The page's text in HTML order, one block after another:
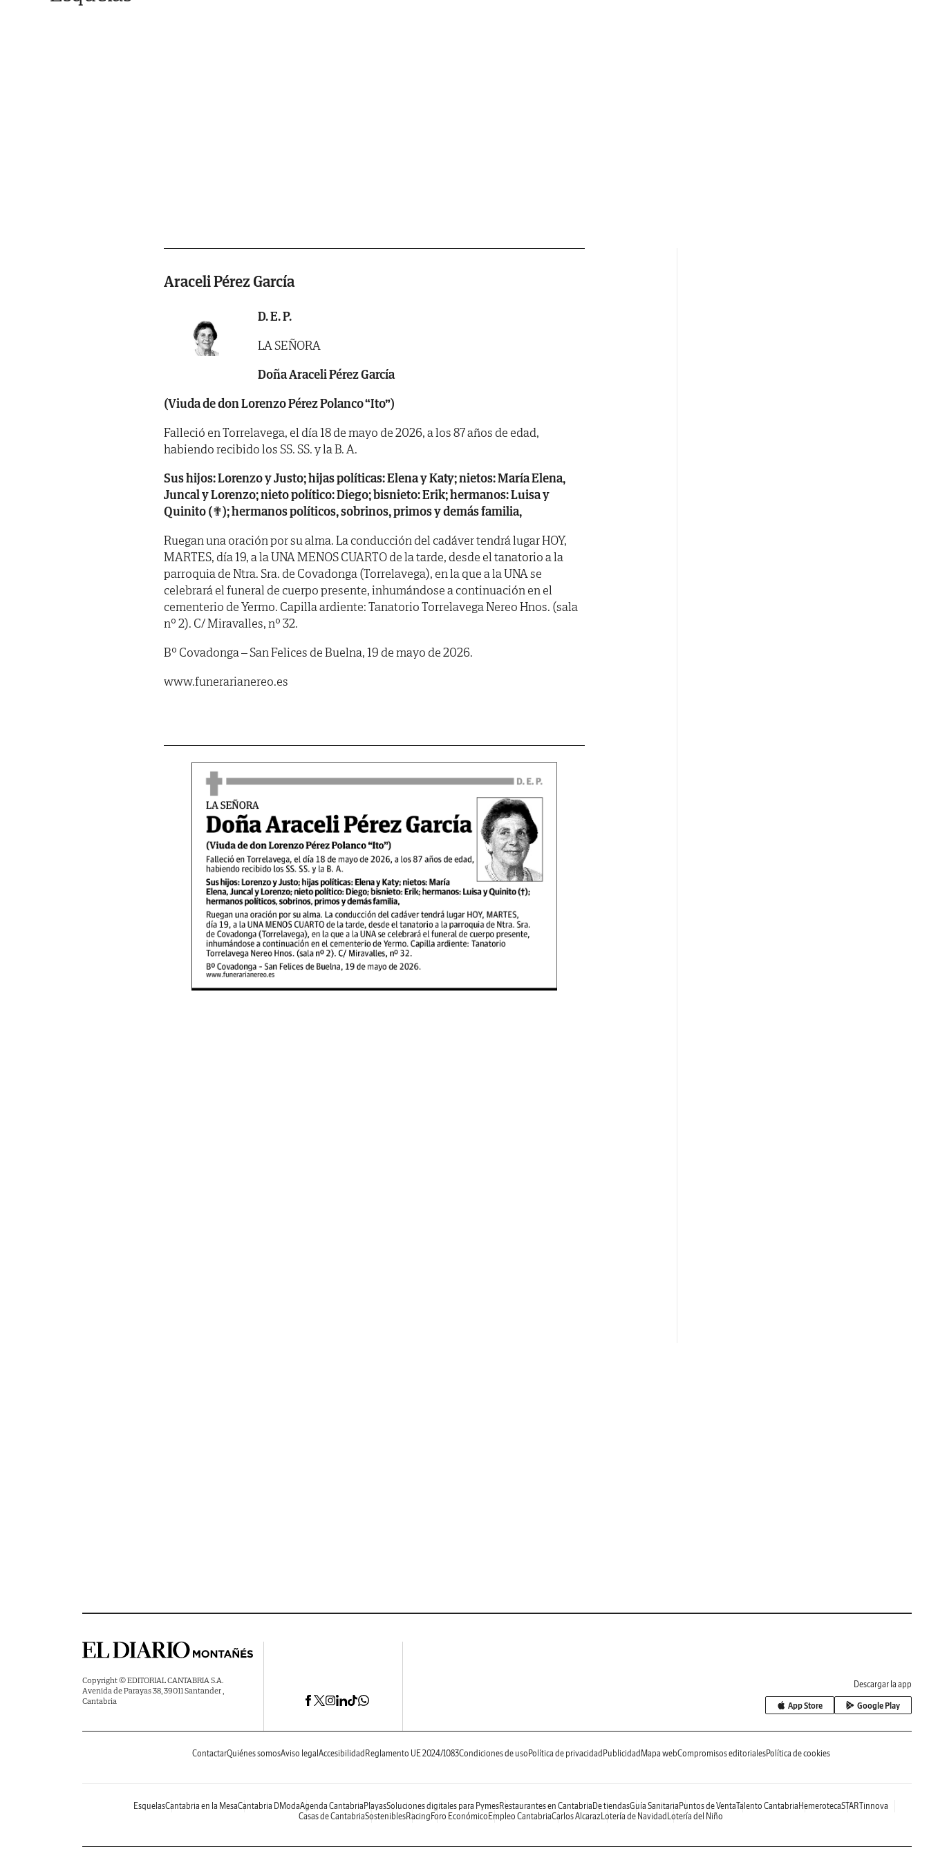
Araceli Pérez García
D. E. P.
LA SEÑORA
Doña Araceli Pérez García
(Viuda de don Lorenzo Pérez Polanco “Ito”)
Falleció en Torrelavega, el día 18 de mayo de 2026, a los 87 años de edad,
habiendo recibido los SS. SS. y la B. A.
Sus hijos: Lorenzo y Justo; hijas políticas: Elena y Katy; nietos: María Elena,
Juncal y Lorenzo; nieto político: Diego; bisnieto: Erik; hermanos: Luisa y
Quinito (✟); hermanos políticos, sobrinos, primos y demás familia,
Ruegan una oración por su alma. La conducción del cadáver tendrá lugar HOY,
MARTES, día 19, a la UNA MENOS CUARTO de la tarde, desde el tanatorio a la
parroquia de Ntra. Sra. de Covadonga (Torrelavega), en la que a la UNA se
celebrará el funeral de cuerpo presente, inhumándose a continuación en el
cementerio de Yermo. Capilla ardiente: Tanatorio Torrelavega Nereo Hnos. (sala
nº 2). C/ Miravalles, nº 32.
Bº Covadonga – San Felices de Buelna, 19 de mayo de 2026.
www.funerarianereo.es
Copyright © EDITORIAL CANTABRIA S.A.
Avenida de Parayas 38, 39011 Santander ,
Cantabria
Descargar la app
App Store Google Play
ContactarQuiénes somosAviso legal Accesibilidad Reglamento UE 2024/1083Condiciones de uso Política de privacidad Publicidad Mapa webCompromisos editorialesPolítica de cookies
EsquelasCantabria en la MesaCantabria DModaAgenda Cantabria PlayasSoluciones digitales para PymesRestaurantes en Cantabria De tiendasGuía Sanitaria Puntos de VentaTalento Cantabria HemerotecaSTARTinnova
Casas de CantabriaSosteniblesRacing Foro Económico Empleo CantabriaCarlos AlcarazLotería de Navidad Lotería del Niño